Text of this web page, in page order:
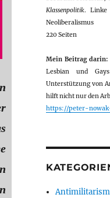
Klassenpolitik. Linke
Neoliberalismus
220 Seiten
Mein Beitrag darin:
Lesbian und
Unterstützung von
hilft nicht nur den
https://peter-